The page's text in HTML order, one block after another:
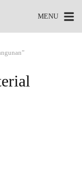
MENU